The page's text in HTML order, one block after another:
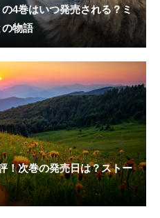
の4巻はいつ発売される？ミ
物語
！次巻の発売日は？ストー